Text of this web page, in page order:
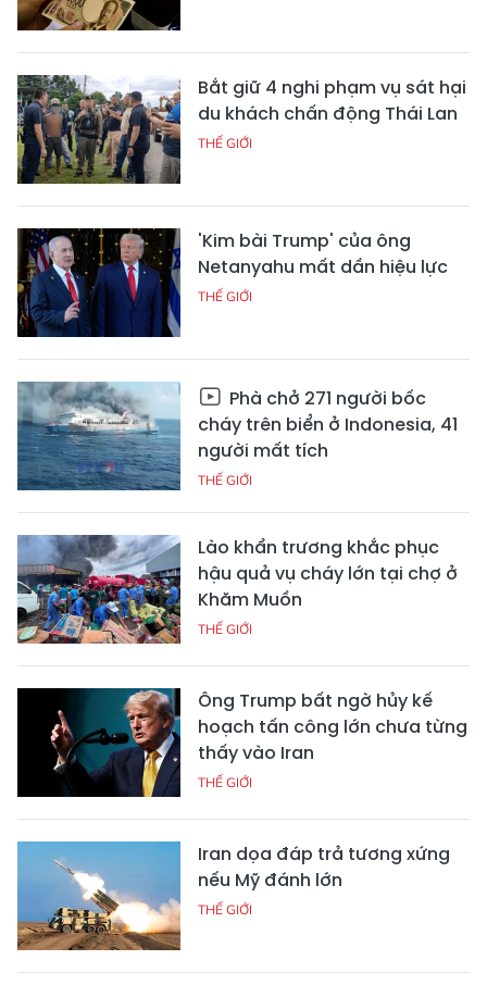
Bắt giữ 4 nghi phạm vụ sát hại
du khách chấn động Thái Lan
THẾ GIỚI
'Kim bài Trump' của ông
Netanyahu mất dần hiệu lực
THẾ GIỚI
Phà chở 271 người bốc
cháy trên biển ở Indonesia, 41
người mất tích
THẾ GIỚI
Lào khẩn trương khắc phục
hậu quả vụ cháy lớn tại chợ ở
Khăm Muồn
THẾ GIỚI
Ông Trump bất ngờ hủy kế
hoạch tấn công lớn chưa từng
thấy vào Iran
THẾ GIỚI
Iran dọa đáp trả tương xứng
nếu Mỹ đánh lớn
THẾ GIỚI